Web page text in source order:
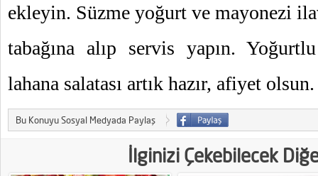
ekleyin. Süzme yoğurt ve mayonezi
tabağına alıp servis yapın.
lahana salatası artık hazır, afiyet olsun.
Bu Konuyu Sosyal Medyada Paylaş
İlginizi Çekebilecek